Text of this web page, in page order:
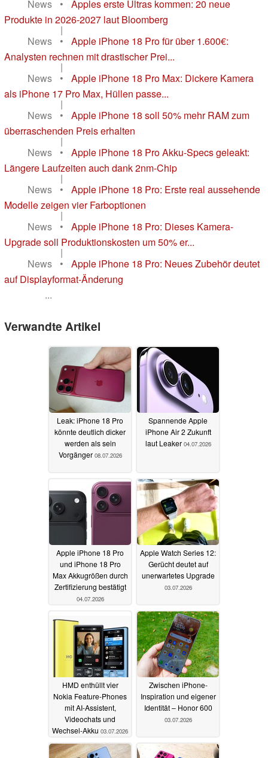
News
•
Apples erste Ultras kommen: 20 neue
Produkte in 2026-2027 laut Bloomberg
|
News
•
Apple iPhone 18 Pro für über 1.600€:
Analysten rechnen mit drastischer Prei...
|
News
•
Apple iPhone 18 Pro Max: Dickere Kamera
als iPhone 17 Pro Max, Hüllen passe...
|
News
•
Apple iPhone 18 soll 50% mehr RAM zum
überraschenden Preis erhalten
|
News
•
Apple iPhone 18 Pro Akku-Specs geleakt:
Längere Laufzeiten auch dank 2nm-Chip
|
News
•
Apple iPhone 18 Pro: Erste real aussehende
Modelle zeigen vier Farboptionen
|
News
•
Apple iPhone 18 Pro: Dieses Kamera-
Upgrade soll Produktionskosten um 50% er...
|
News
•
Apple iPhone 18 Pro: Neues Zubehör deutet
auf Displayformat-Änderung
...
Verwandte Artikel
Leak: iPhone 18 Pro
könnte deutlich dicker
werden als sein
Vorgänger 08.07.2026
Spannende Apple
iPhone Air 2 Zukunft
laut Leaker 04.07.2026
Apple iPhone 18 Pro
und iPhone 18 Pro
Max Akkugrößen durch
Zertifizierung bestätigt
04.07.2026
Apple Watch Series 12:
Gerücht deutet auf
unerwartetes Upgrade
03.07.2026
HMD enthüllt vier
Nokia Feature-Phones
mit AI-Assistent,
Videochats und
Wechsel-Akku 03.07.2026
Zwischen iPhone-
Inspiration und eigener
Identität – Honor 600
03.07.2026